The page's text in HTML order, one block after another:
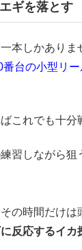
ギを落とす
本しかありま
台の小型リ
これでも十分
習しながら狙
の時間だけは
反応するイカ